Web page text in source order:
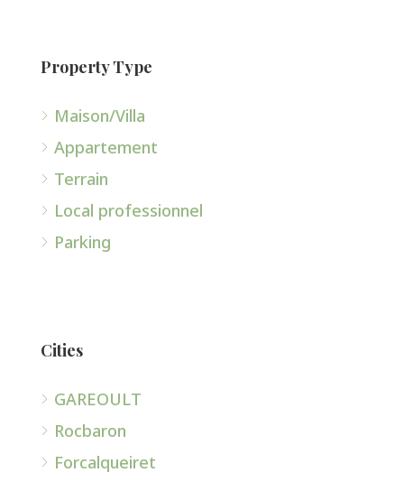
Property Type
Maison/Villa
Appartement
Terrain
Local professionnel
Parking
Cities
GAREOULT
Rocbaron
Forcalqueiret